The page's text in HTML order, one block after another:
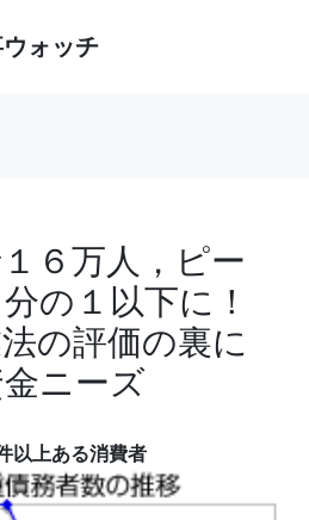
ォッチ
６万人，ピー
の１以下に！
の評価の裏に
ニーズ
以上ある消費者